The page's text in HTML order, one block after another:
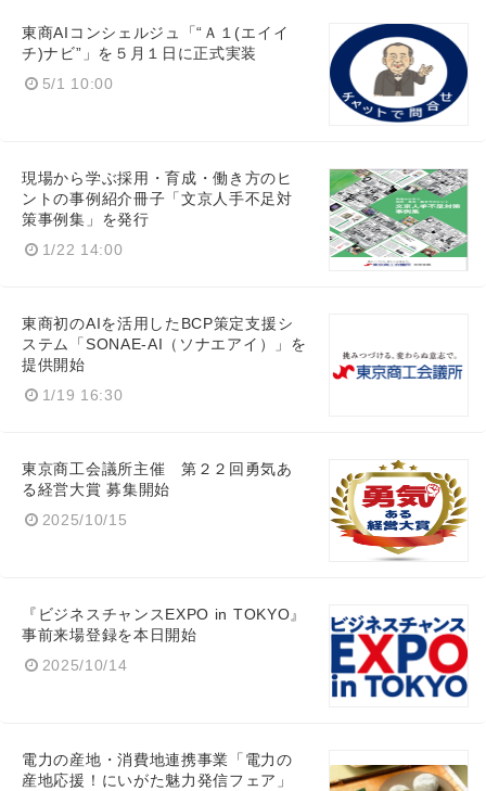
東商AIコンシェルジュ「“Ａ１(エイイ
チ)ナビ”」を５月１日に正式実装
5/1 10:00
現場から学ぶ採用・育成・働き方のヒ
ントの事例紹介冊子「文京人手不足対
策事例集」を発行
1/22 14:00
東商初のAIを活用したBCP策定支援シ
ステム「SONAE-AI（ソナエアイ）」を
提供開始
1/19 16:30
東京商工会議所主催 第２２回勇気あ
る経営大賞 募集開始
2025/10/15
『ビジネスチャンスEXPO in TOKYO』
事前来場登録を本日開始
2025/10/14
電力の産地・消費地連携事業「電力の
産地応援！にいがた魅力発信フェア」